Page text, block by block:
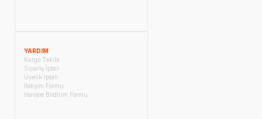
YARDIM
Kargo Takibi
Sipariş İptali
Üyelik İptali
İletişim Formu
Havale Bildirim Formu